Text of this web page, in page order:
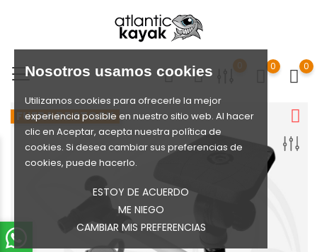
Nosotros usamos cookies
Utilizamos cookies para ofrecerle la mejor
experiencia posible en nuestro sitio web. Al hacer
clic en Aceptar, acepta nuestra política de
cookies. Si desea cambiar sus preferencias de
cookies, puede hacerlo.
ESTOY DE ACUERDO
ME NIEGO
CAMBIAR MIS PREFERENCIAS
0
0
0
FUERA DE STOCK